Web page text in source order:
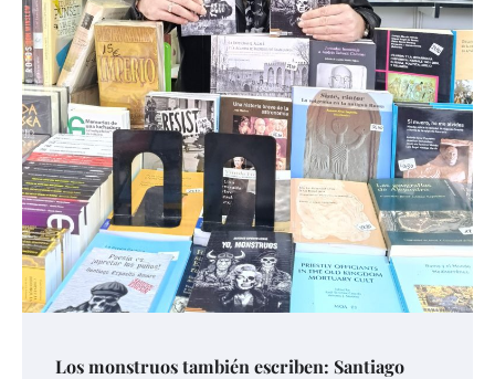
Los monstruos también escriben: Santiago